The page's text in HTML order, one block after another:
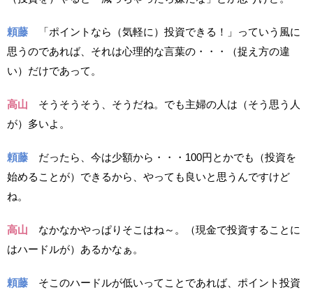
頼藤 「ポイントなら（気軽に）投資できる！」っていう風に
思うのであれば、それは心理的な言葉の・・・（捉え方の違
い）だけであって。
高山 そうそうそう、そうだね。でも主婦の人は（そう思う人
が）多いよ。
頼藤 だったら、今は少額から・・・100円とかでも（投資を
始めることが）できるから、やっても良いと思うんですけど
ね。
高山 なかなかやっぱりそこはね～。（現金で投資することに
はハードルが）あるかなぁ。
頼藤 そこのハードルが低いってことであれば、ポイント投資